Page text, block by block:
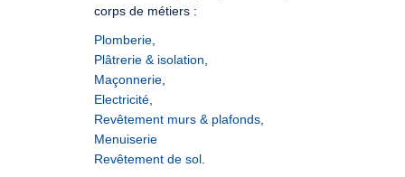
corps de métiers :
Plomberie,
Plâtrerie & isolation,
Maçonnerie,
Electricité,
Revêtement murs & plafonds,
Menuiserie
Revêtement de sol.